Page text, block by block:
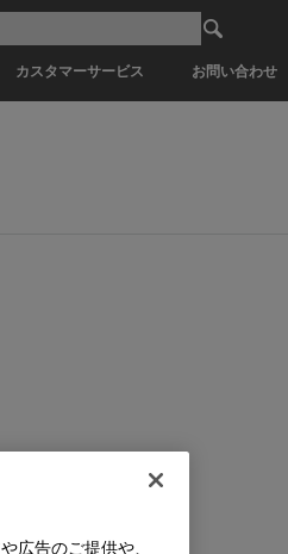
カスタマーサービス お問い合わせ
広告のご提供や、